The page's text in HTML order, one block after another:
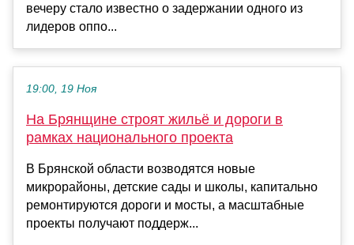
вечеру стало известно о задержании одного из
лидеров оппо...
19:00, 19 Ноя
На Брянщине строят жильё и дороги в
рамках национального проекта
В Брянской области возводятся новые
микрорайоны, детские сады и школы, капитально
ремонтируются дороги и мосты, а масштабные
проекты получают поддерж...